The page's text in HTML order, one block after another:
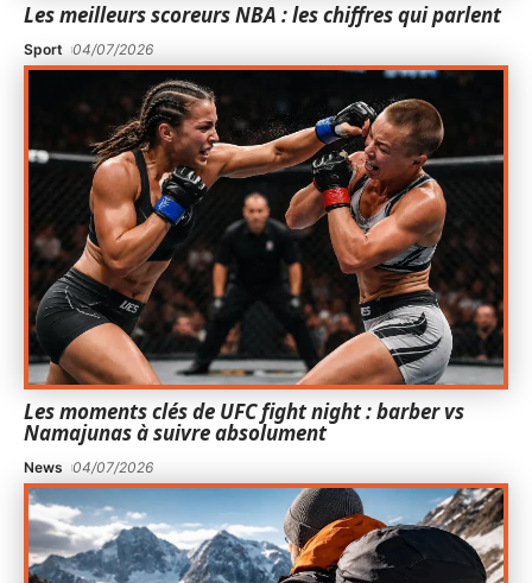
Les meilleurs scoreurs NBA : les chiffres qui parlent
Sport 04/07/2026
Les moments clés de UFC fight night : barber vs
Namajunas à suivre absolument
News 04/07/2026